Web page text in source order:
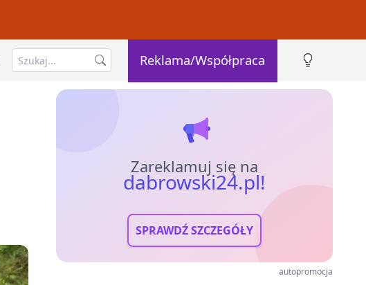
Reklama/Współpraca
Zareklamuj się na
dabrowski24.pl!
SPRAWDŹ SZCZEGÓŁY
autopromocja